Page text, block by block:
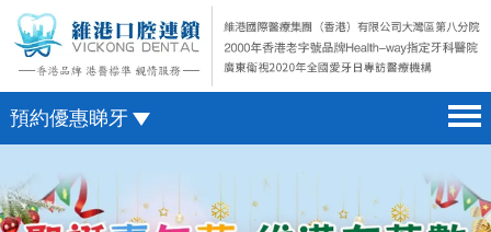
預約優惠睇牙
首頁 home page
醫院簡介 hospital introduction
澳門電話預約
微信預約